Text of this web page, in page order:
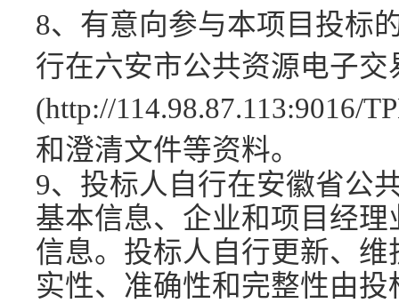
8、有意向参与本项目投标
行在六安市公共资源电子交
(http://114.98.87.113:9016/
和澄清文件等资料。
9、投标人自行在安徽省公
基本信息、企业和项目经
信息。投标人自行更新、
实性、准确性和完整性由投